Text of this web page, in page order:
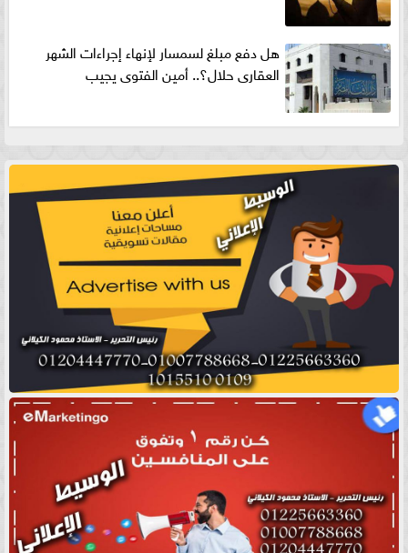
هل دفع مبلغ لسمسار لإنهاء إجراءات الشهر
العقارى حلال؟.. أمين الفتوى يجيب